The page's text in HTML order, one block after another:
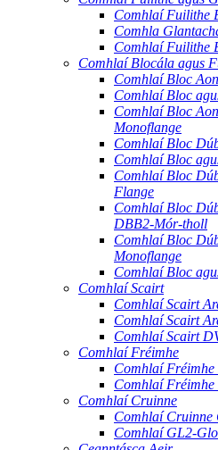
Comhlaí Fuilithe
Comhla
Comhlaí Fuilithe
Comhlaí Blocála agus
Comhlaí Bloc
Comhlaí Bloc
Comhlaí Bloc
Monoflange
Comhlaí Bloc
Comhlaí Bloc
Comhlaí Bloc
Flange
Comhlaí Bloc
DBB2-Mór-tholl
Comhlaí Bloc
Monoflange
Comhlaí Bloc
Comhlaí Scairt
Comhlaí Scairt
Comhlaí Scairt
Comhlaí Scairt
Comhlaí Fréimhe
Comhlaí Fréimhe
Comhlaí Fréimhe
Comhlaí Cruinne
Comhlaí Cruinne
Comhlaí GL2-